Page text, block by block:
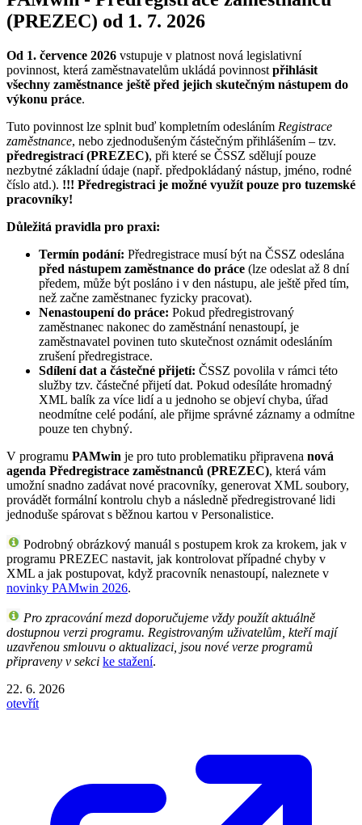
(PREZEC) od 1. 7. 2026
Od 1. července 2026 vstupuje v platnost nová legislativní
povinnost, která zaměstnavatelům ukládá povinnost přihlásit
všechny zaměstnance ještě před jejich skutečným nástupem do
výkonu práce.
Tuto povinnost lze splnit buď kompletním odesláním Registrace
zaměstnance, nebo zjednodušeným částečným přihlášením – tzv.
předregistrací (PREZEC), při které se ČSSZ sdělují pouze
nezbytné základní údaje (např. předpokládaný nástup, jméno, rodné
číslo atd.). !!! Předregistraci je možné využít pouze pro tuzemské
pracovníky!
Důležitá pravidla pro praxi:
Termín podání: Předregistrace musí být na ČSSZ odeslána
před nástupem zaměstnance do práce (lze odeslat až 8 dní
předem, může být posláno i v den nástupu, ale ještě před tím,
než začne zaměstnanec fyzicky pracovat).
Nenastoupení do práce: Pokud předregistrovaný
zaměstnanec nakonec do zaměstnání nenastoupí, je
zaměstnavatel povinen tuto skutečnost oznámit odesláním
zrušení předregistrace.
Sdílení dat a částečné přijetí: ČSSZ povolila v rámci této
služby tzv. částečné přijetí dat. Pokud odesíláte hromadný
XML balík za více lidí a u jednoho se objeví chyba, úřad
neodmítne celé podání, ale přijme správné záznamy a odmítne
pouze ten chybný.
V programu PAMwin je pro tuto problematiku připravena nová
agenda Předregistrace zaměstnanců (PREZEC), která vám
umožní snadno zadávat nové pracovníky, generovat XML soubory,
provádět formální kontrolu chyb a následně předregistrované lidi
jednoduše spárovat s běžnou kartou v Personalistice.
Podrobný obrázkový manuál s postupem krok za krokem, jak v
programu PREZEC nastavit, jak kontrolovat případné chyby v
XML a jak postupovat, když pracovník nenastoupí, naleznete v
novinky PAMwin 2026.
Pro zpracování mezd doporučujeme vždy použít aktuálně
dostupnou verzi programu. Registrovaným uživatelům, kteří mají
uzavřenou smlouvu o aktualizaci, jsou nové verze programů
připraveny v sekci ke stažení.
22. 6. 2026
otevřít